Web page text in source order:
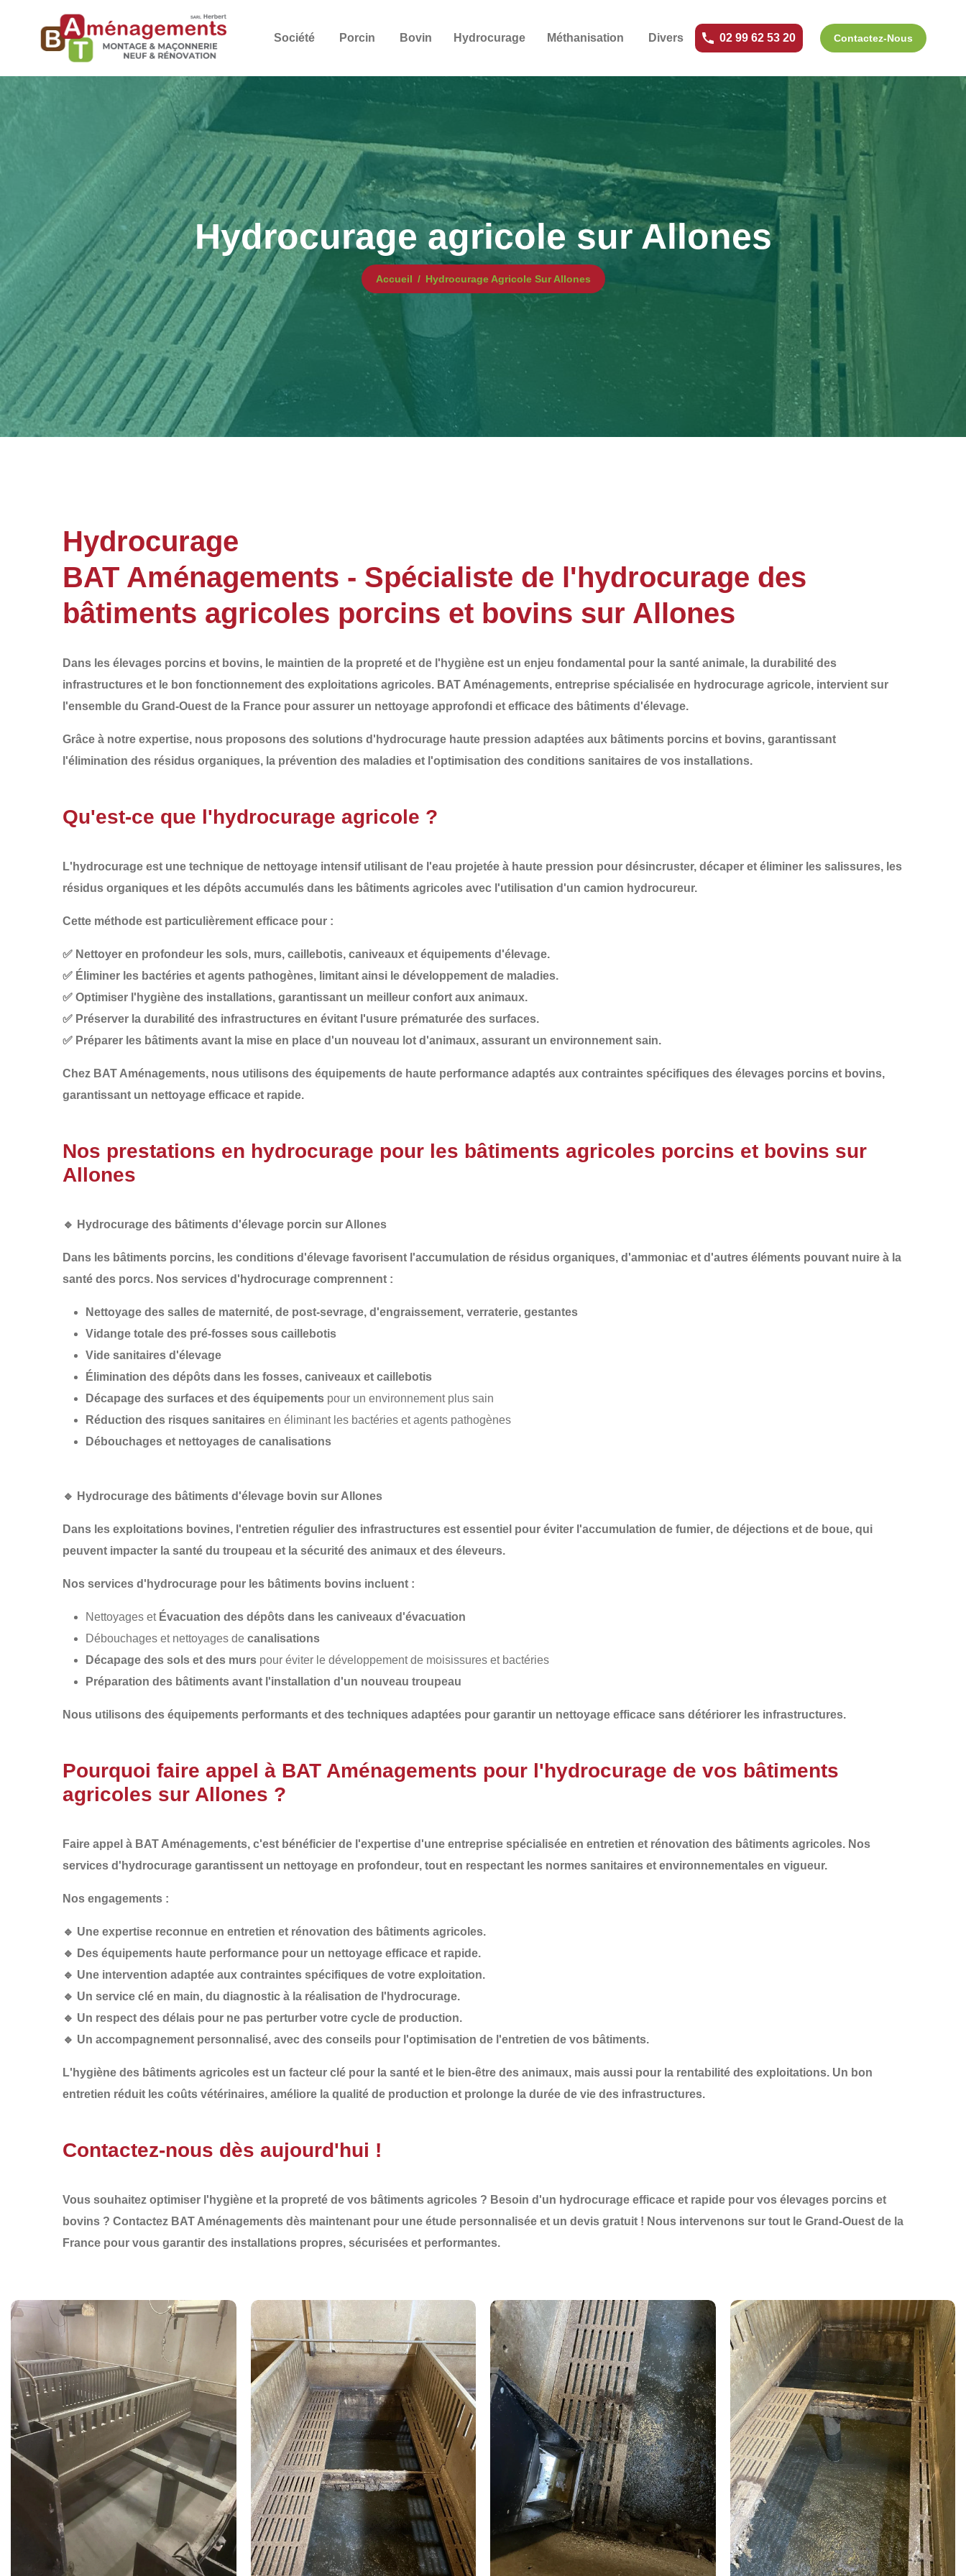
Société Porcin Bovin Hydrocurage Méthanisation Divers 02 99 62 53 20 Contactez-Nous
Hydrocurage agricole sur Allones
Accueil Hydrocurage Agricole Sur Allones
Hydrocurage
BAT Aménagements - Spécialiste de l'hydrocurage des
bâtiments agricoles porcins et bovins sur Allones
Dans les élevages porcins et bovins, le maintien de la propreté et de l'hygiène est un enjeu fondamental pour la santé animale, la durabilité des
infrastructures et le bon fonctionnement des exploitations agricoles. BAT Aménagements, entreprise spécialisée en hydrocurage agricole, intervient sur
l'ensemble du Grand-Ouest de la France pour assurer un nettoyage approfondi et efficace des bâtiments d'élevage.
Grâce à notre expertise, nous proposons des solutions d' hydrocurage haute pression adaptées aux bâtiments porcins et bovins, garantissant
l'élimination des résidus organiques, la prévention des maladies et l'optimisation des conditions sanitaires de vos installations.
Qu'est-ce que l'hydrocurage agricole ?
L' hydrocurage est une technique de nettoyage intensifutilisant de l'eau projetée à haute pression pour désincruster, décaper et éliminer les salissures, les
résidus organiques et les dépôts accumulés dans les bâtiments agricoles avec l'utilisation d'un camion hydrocureur.
Cette méthode est particulièrement efficace pour :
✅ Nettoyer en profondeur les sols, murs, caillebotis, caniveaux et équipements d'élevage.
✅ Éliminer les bactéries et agents pathogènes, limitant ainsi le développement de maladies.
✅ Optimiser l'hygiène des installations, garantissant un meilleur confort aux animaux.
✅ Préserver la durabilité des infrastructures en évitant l'usure prématurée des surfaces.
✅ Préparer les bâtiments avant la mise en place d'un nouveau lot d'animaux, assurant un environnement sain.
Chez BAT Aménagements, nous utilisons des équipements de haute performance adaptés aux contraintes spécifiques des élevages porcins et bovins,
garantissant un nettoyage efficace et rapide.
Nos prestations en hydrocurage pour les bâtiments agricoles porcins et bovins sur
Allones
🔹 Hydrocurage des bâtiments d'élevage porcin sur Allones
Dans les bâtiments porcins, les conditions d'élevage favorisent l'accumulation de résidus organiques, d'ammoniac et d'autres éléments pouvant nuire à la
santé des porcs. Nos services d'hydrocurage comprennent :
Nettoyage des salles de maternité, de post-sevrage, d'engraissement, verraterie, gestantes
Vidange totale des pré-fosses sous caillebotis
Vide sanitaires d'élevage
Élimination des dépôts dans les fosses, caniveaux et caillebotis
Décapage des surfaces et des équipements pour un environnement plus sain
Réduction des risques sanitaires en éliminant les bactéries et agents pathogènes
Débouchages et nettoyages de canalisations
🔹 Hydrocurage des bâtiments d'élevage bovin sur Allones
Dans les exploitations bovines, l'entretien régulier des infrastructures est essentiel pour éviter l'accumulation de fumier, de déjections et de boue, qui
peuvent impacter la santé du troupeau et la sécurité des animaux et des éleveurs.
Nos services d'hydrocurage pour les bâtiments bovins incluent :
Nettoyages et Évacuation des dépôts dans les caniveaux d'évacuation
Débouchages et nettoyages de canalisations
Décapage des sols et des murs pour éviter le développement de moisissures et bactéries
Préparation des bâtiments avant l'installation d'un nouveau troupeau
Nous utilisons des équipements performants et des techniques adaptées pour garantir un nettoyage efficace sans détériorer les infrastructures.
Pourquoi faire appel à BAT Aménagements pour l'hydrocurage de vos bâtiments
agricoles sur Allones ?
Faire appel à BAT Aménagements, c'est bénéficier de l'expertise d'une entreprise spécialisée en entretien et rénovation des bâtiments agricoles. Nos
services d'hydrocurage garantissent un nettoyage en profondeur, tout en respectant les normes sanitaires et environnementales en vigueur.
Nos engagements :
🔹 Une expertise reconnue en entretien et rénovation des bâtiments agricoles.
🔹 Des équipements haute performance pour un nettoyage efficace et rapide.
🔹 Une intervention adaptée aux contraintes spécifiques de votre exploitation.
🔹 Un service clé en main, du diagnostic à la réalisation de l'hydrocurage.
🔹 Un respect des délais pour ne pas perturber votre cycle de production.
🔹 Un accompagnement personnalisé, avec des conseils pour l'optimisation de l'entretien de vos bâtiments.
L' hygiène des bâtiments agricoles est un facteur clé pour la santé et le bien-être des animaux, mais aussi pour la rentabilité des exploitations. Un bon
entretien réduit les coûts vétérinaires, améliore la qualité de production et prolonge la durée de vie des infrastructures.
Contactez-nous dès aujourd'hui !
Vous souhaitez optimiser l' hygiène et la propreté de vos bâtiments agricoles ? Besoin d'un hydrocurage efficace et rapide pour vos élevages porcins et
bovins ? Contactez BAT Aménagements dès maintenant pour une étude personnalisée et un devis gratuit ! Nous intervenons sur tout le Grand-Ouest de la
France pour vous garantir des installations propres, sécurisées et performantes.